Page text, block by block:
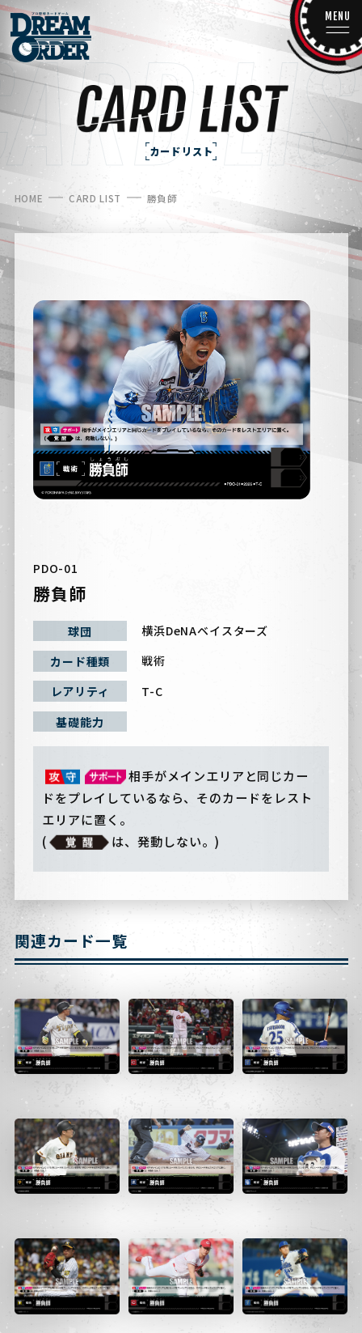
MENU
カードリスト
HOME CARD LIST 勝負師
PDO-01
勝負師
球団
横浜DeNAベイスターズ
カード種類
戦術
レアリティ
T-C
基礎能力
相手がメインエリアと同じカー
ドをプレイしているなら、そのカードをレスト
エリアに置く。
(
は、発動しない。)
関連カード一覧